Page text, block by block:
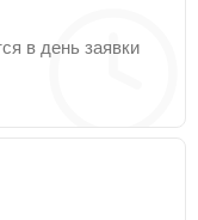
в день заявки